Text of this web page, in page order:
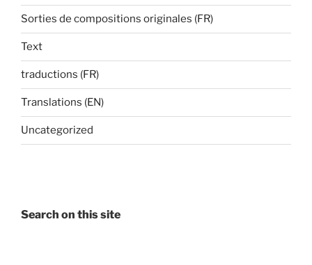
Sorties de compositions originales (FR)
Text
traductions (FR)
Translations (EN)
Uncategorized
Search on this site